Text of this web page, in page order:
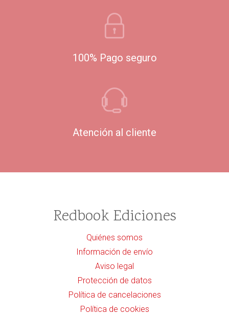
100% Pago seguro
Atención al cliente
Redbook Ediciones
Quiénes somos
Información de envío
Aviso legal
Protección de datos
Política de cancelaciones
Política de cookies